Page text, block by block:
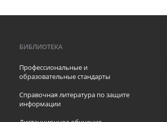
БИБЛИОТЕКА
Профессиональные и
образовательные стандарты
Справочная литература по защите
информации